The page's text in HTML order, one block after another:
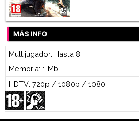
MÁS INFO
Multijugador: Hasta 8
Memoria: 1 Mb
HDTV: 720p / 1080p / 1080i